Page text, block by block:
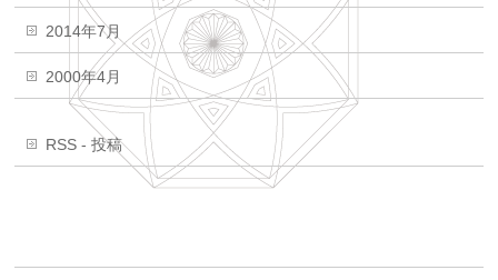
2014年7月
2000年4月
RSS - 投稿